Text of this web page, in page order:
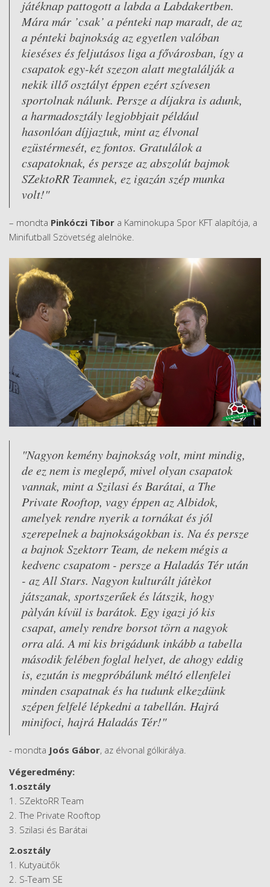
játéknap pattogott a labda a Labdakertben.
Mára már ’csak’ a pénteki nap maradt, de az
a pénteki bajnokság az egyetlen valóban
kieséses és feljutásos liga a fővárosban, így a
csapatok egy-két szezon alatt megtalálják a
nekik illő osztályt éppen ezért szívesen
sportolnak nálunk. Persze a díjakra is adunk,
a harmadosztály legjobbjait például
hasonlóan díjjaztuk, mint az élvonal
ezüstérmesét, ez fontos. Gratulálok a
csapatoknak, és persze az abszolút bajmok
SZektoRR Teamnek, ez igazán szép munka
volt!"
– mondta Pinkóczi Tibor a Kaminokupa Spor KFT alapítója, a
Minifutball Szövetség alelnöke.
"Nagyon kemény bajnokság volt, mint mindig,
de ez nem is meglepő, mivel olyan csapatok
vannak, mint a Szilasi és Barátai, a The
Private Rooftop, vagy éppen az Albidok,
amelyek rendre nyerik a tornákat és jól
szerepelnek a bajnokságokban is. Na és persze
a bajnok Szektorr Team, de nekem mégis a
kedvenc csapatom - persze a Haladás Tér után
- az All Stars. Nagyon kulturált játèkot
játszanak, sportszerűek és látszik, hogy
pàlyán kívül is barátok. Egy igazi jó kis
csapat, amely rendre borsot törn a nagyok
orra alá. A mi kis brigádunk inkább a tabella
második felében foglal helyet, de ahogy eddig
is, ezután is megpróbálunk méltó ellenfelei
minden csapatnak és ha tudunk elkezdünk
szépen felfelé lépkedni a tabellán. Hajrá
minifoci, hajrá Haladás Tér!"
- mondta Joós Gábor, az élvonal gólkirálya.
Végeredmény:
1.osztály
1. SZektoRR Team
2. The Private Rooftop
3. Szilasi és Barátai
2.osztály
1. Kutyaütők
2. S-Team SE